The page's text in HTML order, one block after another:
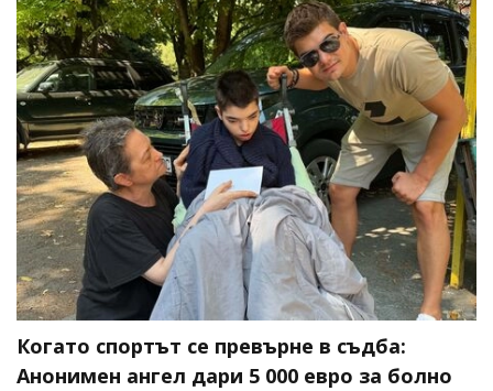
Когато спортът се превърне в съдба:
Анонимен ангел дари 5 000 евро за болно